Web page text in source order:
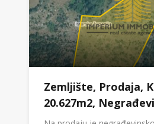
Zemljište, Prodaja,
20.627m2,